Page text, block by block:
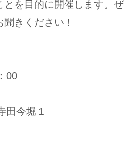
を目的に開催します。ぜ
きください！
00
田今堀１